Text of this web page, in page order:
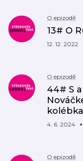
O epizodě
13# O
12. 12. 2022
O epizodě
44# S
4. 6. 2024
O epizodě